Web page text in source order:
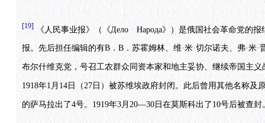
[19] 《人民事业报》（《Дело Народа》）是俄国社会革命党的报
报。先后担任编辑的有B．B．苏霍姆林、维·米·切尔诺夫、弗·米
布尔什维克党，号召工农群众同资本家和地主妥协、继续帝国主
1918年1月14日（27日）被苏维埃政府封闭。此后曾用其他名称
的萨马拉出了4号。1919年3月20—30日在莫斯科出了10号后被查